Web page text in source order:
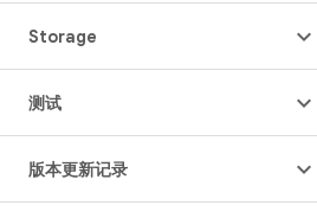
Storage
测试
版本更新记录